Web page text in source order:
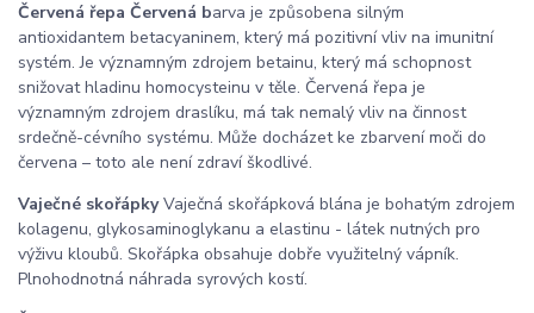
Červená řepa Červená barva je způsobena silným
antioxidantem betacyaninem, který má pozitivní vliv na imunitní
systém. Je významným zdrojem betainu, který má schopnost
snižovat hladinu homocysteinu v těle. Červená řepa je
významným zdrojem draslíku, má tak nemalý vliv na činnost
srdečně-cévního systému. Může docházet ke zbarvení moči do
červena – toto ale není zdraví škodlivé.
Vaječné skořápkyVaječná skořápková blána je bohatým zdrojem
kolagenu, glykosaminoglykanu a elastinu - látek nutných pro
výživu kloubů. Skořápka obsahuje dobře využitelný vápník.
Plnohodnotná náhrada syrových kostí.